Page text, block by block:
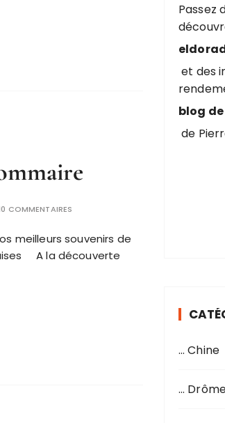
COMMENTAIRES
meilleurs souvenirs de
A la découverte
o
u
r
Passez
et des
blog
de
… Chine
…